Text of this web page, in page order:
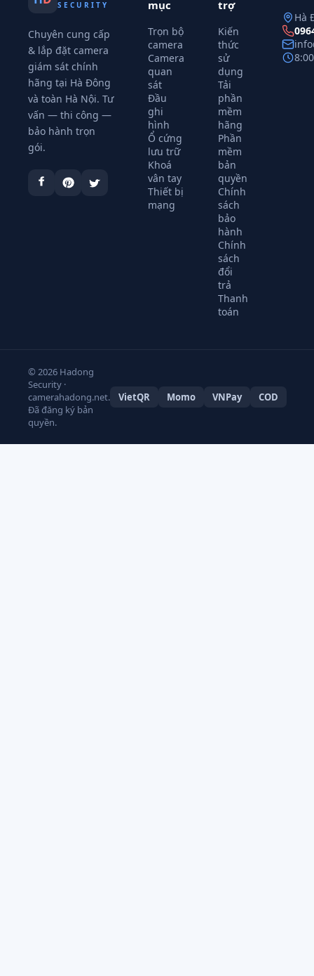
SECURITY
Chuyên cung cấp
& lắp đặt camera
giám sát chính
hãng tại Hà Đông
và toàn Hà Nội. Tư
vấn — thi công —
bảo hành trọn
gói.
mục
Trọn bộ
camera
Camera
quan
sát
Đầu
ghi
hình
Ổ cứng
lưu trữ
Khoá
vân tay
Thiết bị
mạng
trợ
Kiến
thức
sử
dụng
Tải
phần
mềm
hãng
Phần
mềm
bản
quyền
Chính
sách
bảo
hành
Chính
sách
đổi
trả
Thanh
toán
Hà
© 2026 Hadong
Security ·
camerahadong.net.
Đã đăng ký bản
quyền.
VietQR Momo VNPay COD